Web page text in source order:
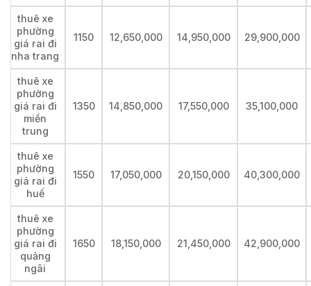
thuê xe
phường
giá rai đi
nha trang
1150 12,650,000 14,950,000 29,900,000
thuê xe
phường
giá rai đi
miền
trung
1350 14,850,000 17,550,000 35,100,000
thuê xe
phường
giá rai đi
huế
1550 17,050,000 20,150,000 40,300,000
thuê xe
phường
giá rai đi
quảng
ngãi
1650 18,150,000 21,450,000 42,900,000